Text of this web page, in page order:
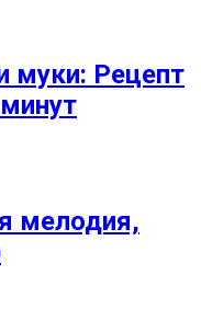
муки: Рецепт
мелодия,